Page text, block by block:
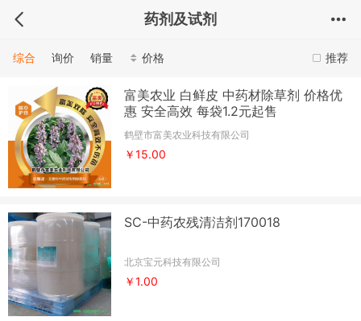
药剂及试剂
推荐
综合 询价 销量 价格
富美农业 白鲜皮 中药材除草剂 价格优
惠 安全高效 每袋1.2元起售
鹤壁市富美农业科技有限公司
￥15.00
SC-中药农残清洁剂170018
北京宝元科技有限公司
￥1.00